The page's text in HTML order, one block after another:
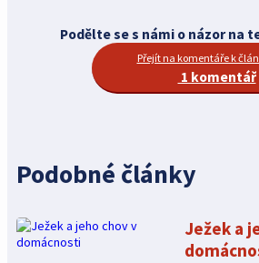
Podělte se s námi o názor na
Přejít na komentáře k
1 komentář
Podobné články
Ježek a